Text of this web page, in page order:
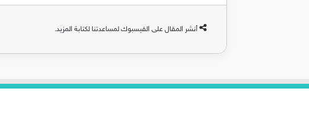
أنشر المقال على الفيسبوك لمساعدتنا لكتابة المزيد.